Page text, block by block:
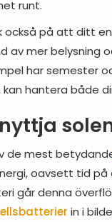
runt.
också på att ditt
av mer belysning
har semester
kan hantera både
de mest
oavsett tid på
går denna
in i